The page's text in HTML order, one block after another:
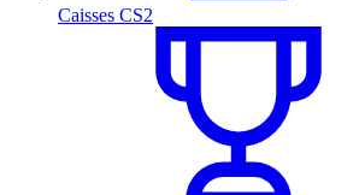
Caisses CS2